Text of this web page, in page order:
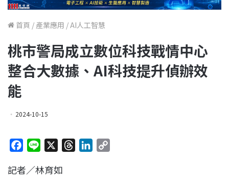
首頁 / 產業應用 /AI人工智慧
桃市警局成立數位科技戰情中心
整合大數據、AI科技提升偵辦效
能
2024-10-15
c
n
記者／林育如